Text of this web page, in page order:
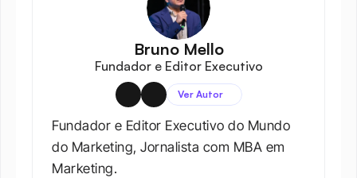
Bruno Mello
Fundador e Editor Executivo
Ver Autor
Fundador e Editor Executivo do Mundo
do Marketing, Jornalista com MBA em
Marketing.